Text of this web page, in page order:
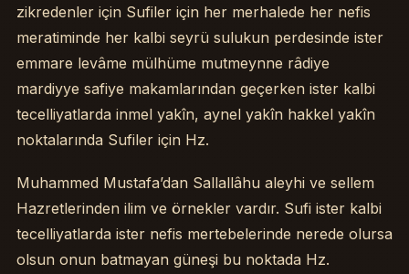
zikredenler için Sufiler için her merhalede her nefis
meratiminde her kalbi seyrü sulukun perdesinde ister
emmare levâme mülhüme mutmeynne râdiye
mardiyye safiye makamlarından geçerken ister kalbi
tecelliyatlarda inmel yakîn, aynel yakîn hakkel yakîn
noktalarında Sufiler için Hz.
Muhammed Mustafa’dan Sallallâhu aleyhi ve sellem
Hazretlerinden ilim ve örnekler vardır. Sufi ister kalbi
tecelliyatlarda ister nefis mertebelerinde nerede olursa
olsun onun batmayan güneşi bu noktada Hz.